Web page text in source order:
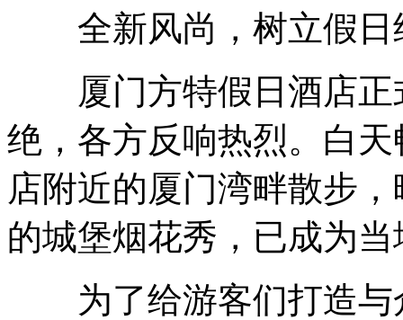
全新风尚，树立假日
厦门方特假日酒店正
绝，各方反响热烈。白
店附近的厦门湾畔散步
的城堡烟花秀，已成为
为了给游客们打造与